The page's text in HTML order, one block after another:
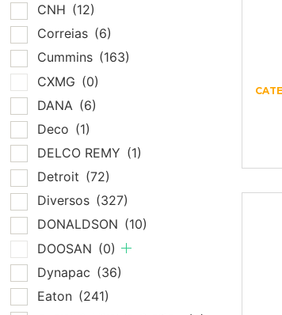
CNH (12)
Correias (6)
Cummins (163)
CXMG (0)
DANA (6)
Deco (1)
DELCO REMY (1)
Detroit (72)
Diversos (327)
DONALDSON (10)
DOOSAN (0)
Dynapac (36)
Eaton (241)